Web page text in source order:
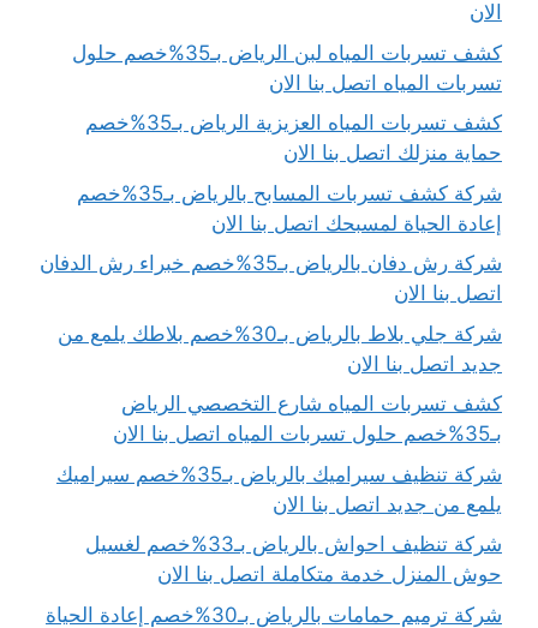
الان
كشف تسربات المياه لبن الرياض بـ35%خصم حلول
تسربات المياه اتصل بنا الان
كشف تسربات المياه العزيزية الرياض بـ35%خصم
حماية منزلك اتصل بنا الان
شركة كشف تسربات المسابح بالرياض بـ35%خصم
إعادة الحياة لمسبحك اتصل بنا الان
شركة رش دفان بالرياض بـ35%خصم خبراء رش الدفان
اتصل بنا الان
شركة جلي بلاط بالرياض بـ30%خصم بلاطك يلمع من
جديد اتصل بنا الان
كشف تسربات المياه شارع التخصصي الرياض
بـ35%خصم حلول تسربات المياه اتصل بنا الان
شركة تنظيف سيراميك بالرياض بـ35%خصم سيراميك
يلمع من جديد اتصل بنا الان
شركة تنظيف احواش بالرياض بـ33%خصم لغسيل
حوش المنزل خدمة متكاملة اتصل بنا الان
شركة ترميم حمامات بالرياض بـ30%خصم إعادة الحياة